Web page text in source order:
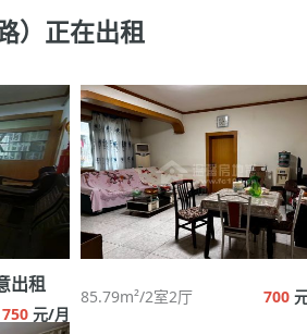
）正在出租
出租
750 元/月
85.79m²/2室2厅 700